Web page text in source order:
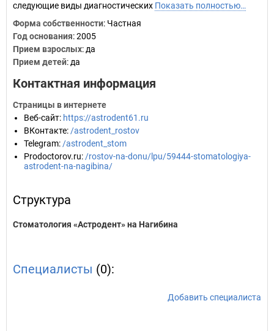
следующие виды диагностических Показать полностью…
Форма собственности: Частная
Год основания:2005
Прием взрослых: да
Прием детей: да
Контактная информация
Страницы в интернете
Веб-сайт: https://astrodent61.ru
ВКонтакте: /astrodent_rostov
Telegram: /astrodent_stom
Prodoctorov.ru: /rostov-na-donu/lpu/59444-stomatologiya-
astrodent-na-nagibina/
Структура
Стоматология «Астродент» на Нагибина
Специалисты (0):
Добавить специалиста